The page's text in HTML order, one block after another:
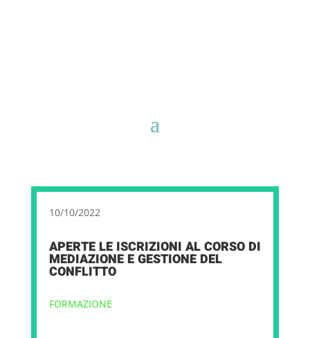
10/10/2022
APERTE LE ISCRIZIONI AL CORSO DI
MEDIAZIONE E GESTIONE DEL
CONFLITTO
FORMAZIONE